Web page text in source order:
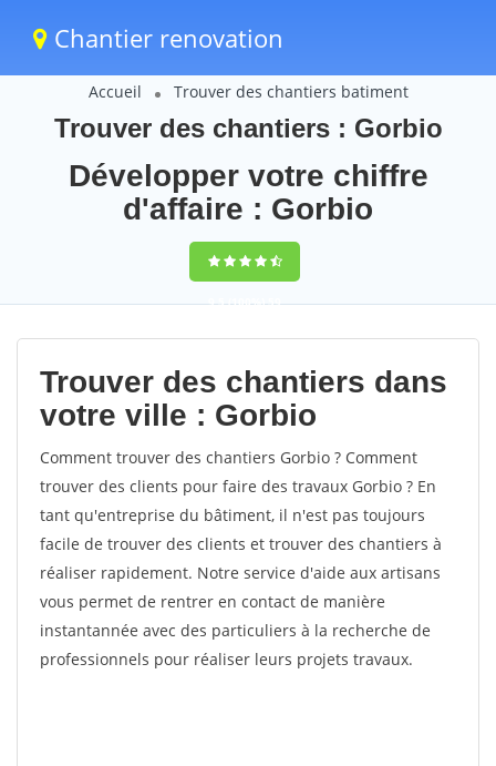
Chantier renovation
Accueil Trouver des chantiers batiment
Trouver des chantiers : Gorbio
Développer votre chiffre
d'affaire : Gorbio
9,5(100%)59
votes
Trouver des chantiers dans
votre ville : Gorbio
Comment trouver des chantiers Gorbio ? Comment
trouver des clients pour faire des travaux Gorbio ? En
tant qu'entreprise du bâtiment, il n'est pas toujours
facile de trouver des clients et trouver des chantiers à
réaliser rapidement. Notre service d'aide aux artisans
vous permet de rentrer en contact de manière
instantannée avec des particuliers à la recherche de
professionnels pour réaliser leurs projets travaux.